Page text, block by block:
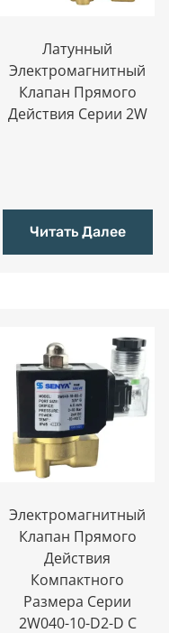
Латунный
Электромагнитный
Клапан Прямого
Действия Серии 2W
Читать Далее
Электромагнитный
Клапан Прямого
Действия
Компактного
Размера Серии
2W040-10-D2-D С